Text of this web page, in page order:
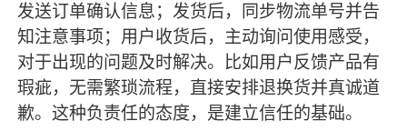
发送订单确认信息；发货后，同步物流单号并告
知注意事项；用户收货后，主动询问使用感受，
对于出现的问题及时解决。比如用户反馈产品有
瑕疵，无需繁琐流程，直接安排退换货并真诚道
歉。这种负责任的态度，是建立信任的基础。